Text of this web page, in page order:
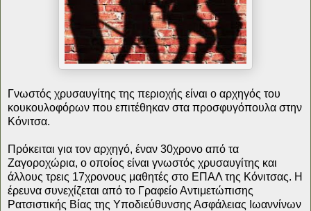
Γνωστός χρυσαυγίτης της περιοχής είναι ο αρχηγός του
κουκουλοφόρων που επιτέθηκαν στα προσφυγόπουλα στην
Κόνιτσα.
Πρόκειται για τον αρχηγό, έναν 30χρονο από τα
Ζαγοροχώρια, ο οποίος είναι γνωστός χρυσαυγίτης και
άλλους τρεις 17χρονους μαθητές στο ΕΠΑΛ της Κόνιτσας. Η
έρευνα συνεχίζεται από το Γραφείο Αντιμετώπισης
Ρατσιστικής Βίας της Υποδιεύθυνσης Ασφάλειας Ιωαννίνων